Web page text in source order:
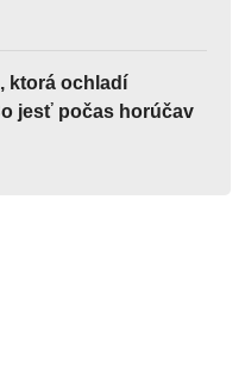
ktorá ochladí
jesť počas horúčav